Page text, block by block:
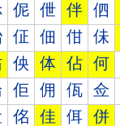
伲 伳 伴 伵
佂 佃 佄 佅
佒 体 佔 何
佢 佣 佤 佥
佲 佳 佴 併